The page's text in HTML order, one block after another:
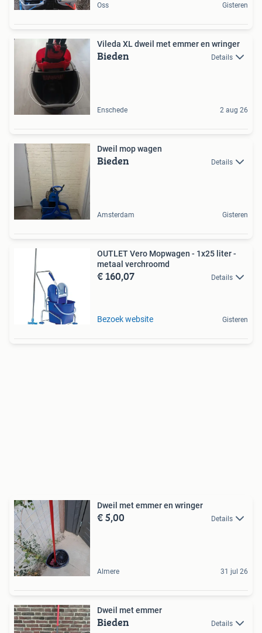
Oss Gisteren
Vileda XL dweil met emmer en wringer
Bieden Details
Enschede 2 aug 26
Dweil mop wagen
Bieden Details
Amsterdam Gisteren
OUTLET Vero Mopwagen - 1x25 liter -
metaal verchroomd
€ 160,07 Details
Bezoek website Gisteren
Dweil met emmer en wringer
€ 5,00 Details
Almere 31 jul 26
Dweil met emmer
Bieden Details